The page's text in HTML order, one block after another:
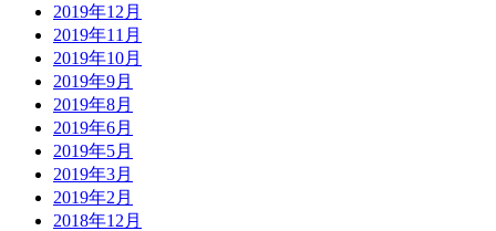
2019年12月
2019年11月
2019年10月
2019年9月
2019年8月
2019年6月
2019年5月
2019年3月
2019年2月
2018年12月